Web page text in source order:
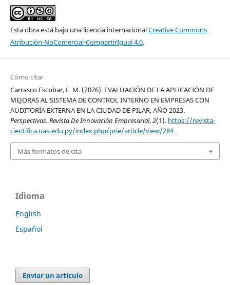
Esta obra está bajo una licencia internacionalCreative Commons
Atribución-NoComercial-CompartirIgual 4.0.
Cómo citar
Carrasco Escobar, L. M. (2026). EVALUACIÓN DE LA APLICACIÓN DE
MEJORAS AL SISTEMA DE CONTROL INTERNO EN EMPRESAS CON
AUDITORÍA EXTERNA EN LA CIUDAD DE PILAR, AÑO 2023.
Perspectivas. Revista De Innovación Empresarial,2(1). https://revista-
cientifica.uaa.edu.py/index.php/prie/article/view/284
Más formatos de cita
Idioma
English
Español
Enviar un artículo